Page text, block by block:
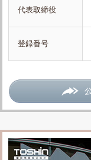
代表取締役
登録番号